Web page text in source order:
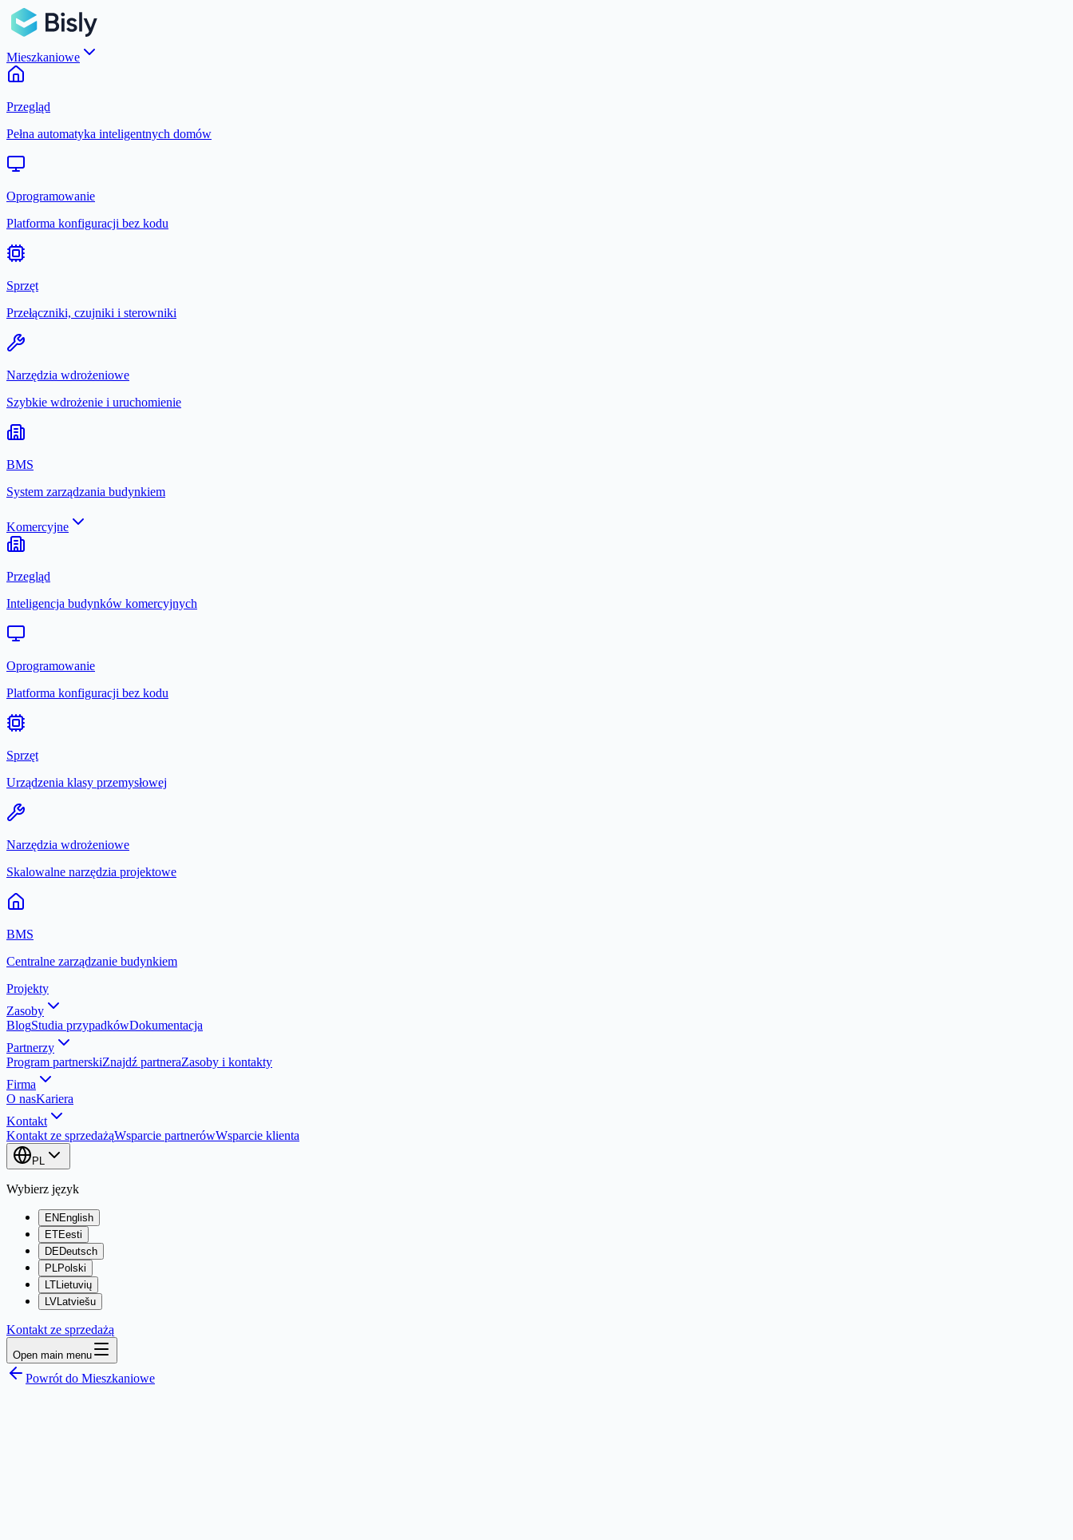
Mieszkaniowe
Przegląd
Pełna automatyka inteligentnych domów
Oprogramowanie
Platforma konfiguracji bez kodu
Sprzęt
Przełączniki, czujniki i sterowniki
Narzędzia wdrożeniowe
Szybkie wdrożenie i uruchomienie
BMS
System zarządzania budynkiem
Komercyjne
Przegląd
Inteligencja budynków komercyjnych
Oprogramowanie
Platforma konfiguracji bez kodu
Sprzęt
Urządzenia klasy przemysłowej
Narzędzia wdrożeniowe
Skalowalne narzędzia projektowe
BMS
Centralne zarządzanie budynkiem
Projekty
Zasoby
BlogStudia przypadkówDokumentacja
Partnerzy
Program partnerskiZnajdź partneraZasoby i kontakty
Firma
O nasKariera
Kontakt
Kontakt ze sprzedażąWsparcie partnerówWsparcie klienta
PL
Wybierz język
EN English
ETEesti
DEDeutsch
PLPolski
LTLietuvių
LVLatviešu
Kontakt ze sprzedażą
Open main menu
Powrót do Mieszkaniowe